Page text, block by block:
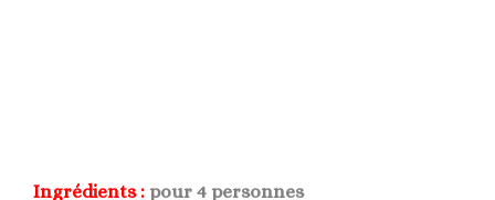
Ingrédients : pour 4 personnes